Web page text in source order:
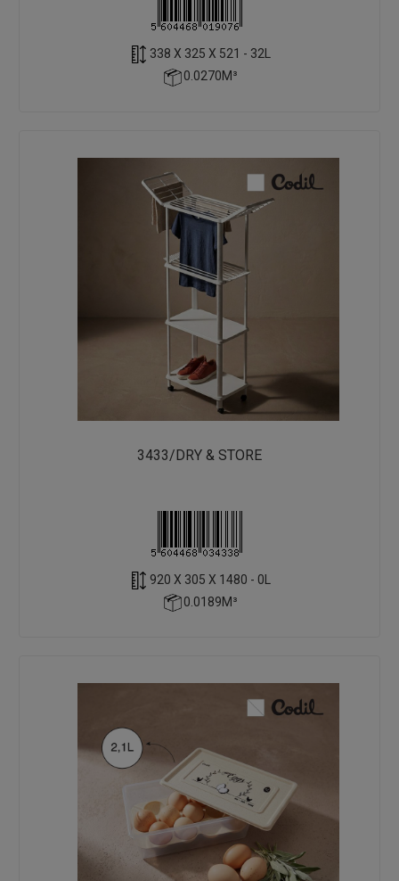
338 X 325 X 521 - 32L
0.0270M³
3433/DRY & STORE
920 X 305 X 1480 - 0L
0.0189M³